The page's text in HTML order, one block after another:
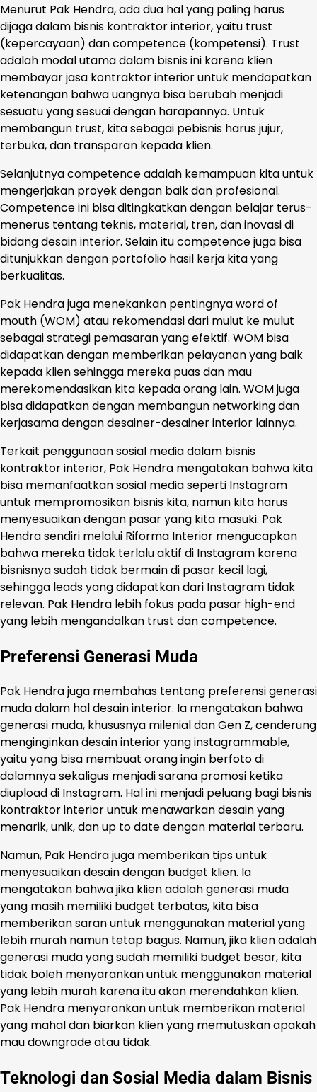
Menurut Pak Hendra, ada dua hal yang paling harus
dijaga dalam bisnis kontraktor interior, yaitu trust
(kepercayaan) dan competence (kompetensi). Trust
adalah modal utama dalam bisnis ini karena klien
membayar jasa kontraktor interior untuk mendapatkan
ketenangan bahwa uangnya bisa berubah menjadi
sesuatu yang sesuai dengan harapannya. Untuk
membangun trust, kita sebagai pebisnis harus jujur,
terbuka, dan transparan kepada klien.
Selanjutnya competence adalah kemampuan kita untuk
mengerjakan proyek dengan baik dan profesional.
Competence ini bisa ditingkatkan dengan belajar terus-
menerus tentang teknis, material, tren, dan inovasi di
bidang desain interior. Selain itu competence juga bisa
ditunjukkan dengan portofolio hasil kerja kita yang
berkualitas.
Pak Hendra juga menekankan pentingnya word of
mouth (WOM) atau rekomendasi dari mulut ke mulut
sebagai strategi pemasaran yang efektif. WOM bisa
didapatkan dengan memberikan pelayanan yang baik
kepada klien sehingga mereka puas dan mau
merekomendasikan kita kepada orang lain. WOM juga
bisa didapatkan dengan membangun networking dan
kerjasama dengan desainer-desainer interior lainnya.
Terkait penggunaan sosial media dalam bisnis
kontraktor interior, Pak Hendra mengatakan bahwa kita
bisa memanfaatkan sosial media seperti Instagram
untuk mempromosikan bisnis kita, namun kita harus
menyesuaikan dengan pasar yang kita masuki. Pak
Hendra sendiri melalui Riforma Interior mengucapkan
bahwa mereka tidak terlalu aktif di Instagram karena
bisnisnya sudah tidak bermain di pasar kecil lagi,
sehingga leads yang didapatkan dari Instagram tidak
relevan. Pak Hendra lebih fokus pada pasar high-end
yang lebih mengandalkan trust dan competence.
Preferensi Generasi Muda
Pak Hendra juga membahas tentang preferensi generasi
muda dalam hal desain interior. Ia mengatakan bahwa
generasi muda, khususnya milenial dan Gen Z, cenderung
menginginkan desain interior yang instagrammable,
yaitu yang bisa membuat orang ingin berfoto di
dalamnya sekaligus menjadi sarana promosi ketika
diupload di Instagram. Hal ini menjadi peluang bagi bisnis
kontraktor interior untuk menawarkan desain yang
menarik, unik, dan up to date dengan material terbaru.
Namun, Pak Hendra juga memberikan tips untuk
menyesuaikan desain dengan budget klien. Ia
mengatakan bahwa jika klien adalah generasi muda
yang masih memiliki budget terbatas, kita bisa
memberikan saran untuk menggunakan material yang
lebih murah namun tetap bagus. Namun, jika klien adalah
generasi muda yang sudah memiliki budget besar, kita
tidak boleh menyarankan untuk menggunakan material
yang lebih murah karena itu akan merendahkan klien.
Pak Hendra menyarankan untuk memberikan material
yang mahal dan biarkan klien yang memutuskan apakah
mau downgrade atau tidak.
Teknologi dan Sosial Media dalam Bisnis